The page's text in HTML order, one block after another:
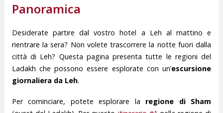
Panoramica
Desiderate partire dal vostro hotel a Leh al mattino e
rientrare la sera? Non volete trascorrere la notte fuori dalla
città di Leh? Questa pagina presenta tutte le regioni del
Ladakh che possono essere esplorate con un’escursione
giornaliera da Leh.
Per cominciare, potete esplorare la regione di Sham